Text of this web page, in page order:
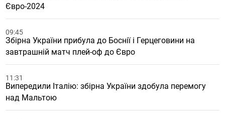
Євро-2024
09:45
Збірна України прибула до Боснії і Герцеговини на
завтрашній матч плей-оф до Євро
11:31
Випередили Італію: збірна України здобула перемогу
над Мальтою